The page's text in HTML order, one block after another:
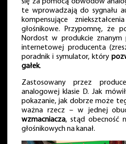
te wprowadzają do sygnału
kompensujące
głośnikowe. Przypomnę, że
Nordost w produkcie znanym
internetowej producenta
poradnik i symulator, który
gałek.
Zastosowany przez
analogowej klasie D. Jak
pokazanie, jak dobrze może
ważna rzecz – w jednej
wzmacniacza, stąd obecność
głośnikowych na kanał.